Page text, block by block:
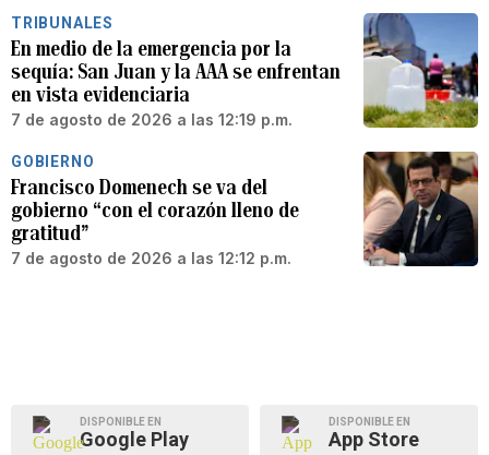
TRIBUNALES
En medio de la emergencia por la
sequía: San Juan y la AAA se enfrentan
en vista evidenciaria
7 de agosto de 2026 a las 12:19 p.m.
GOBIERNO
Francisco Domenech se va del
gobierno “con el corazón lleno de
gratitud”
7 de agosto de 2026 a las 12:12 p.m.
DISPONIBLE EN
Google Play
DISPONIBLE EN
App Store